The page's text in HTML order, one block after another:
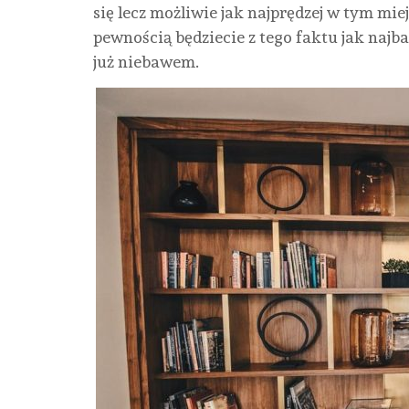
się lecz możliwie jak najprędzej w tym
pewnością będziecie z tego faktu jak
już niebawem.